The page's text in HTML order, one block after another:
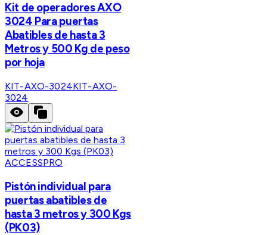
Kit de operadores AXO
3024 Para puertas
Abatibles de hasta 3
Metros y 500 Kg de peso
por hoja
KIT-AXO-3024KIT-AXO-
3024
ACCESSPRO
Pistón individual para
puertas abatibles de
hasta 3 metros y 300 Kgs
(PK03)